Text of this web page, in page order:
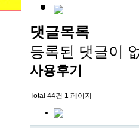
댓글목록
등록된 댓글이
사용후기
Total 44건 1 페이지